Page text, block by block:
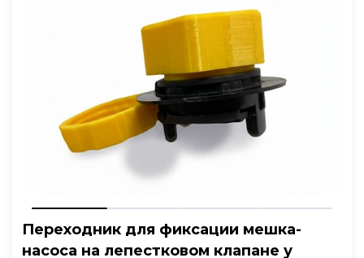
Переходник для фиксации мешка-
насоса на лепестковом клапане у